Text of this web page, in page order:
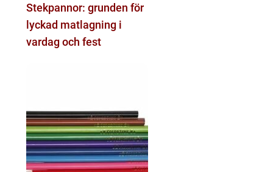
Stekpannor: grunden för
lyckad matlagning i
vardag och fest